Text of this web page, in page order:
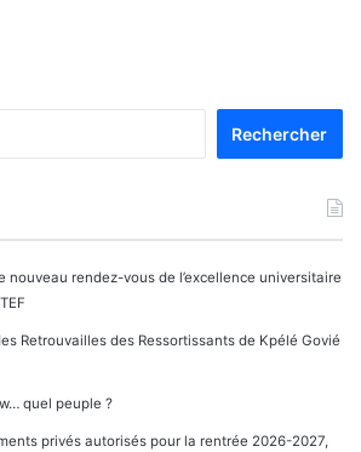
nouveau rendez-vous de l’excellence universitaire
Retrouvailles des Ressortissants de Kpélé Govié
quel peuple ?
privés autorisés pour la rentrée 2026-2027,